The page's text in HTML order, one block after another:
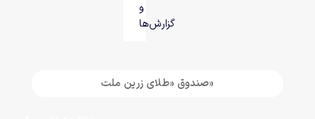
و
گزارش‌ها
«صندوق «طلای زرین ملت